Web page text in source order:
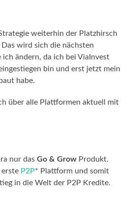
weiterhin der Platzhirsch
wird sich die nächsten
ich ändern, da ich bei ViaInvest
bin und erst jetzt mein
habe.
über alle Plattformen aktuell mit
nur dasGo & Grow Produkt.
erste P2P* Plattform und somit
in die Welt der P2P Kredite.